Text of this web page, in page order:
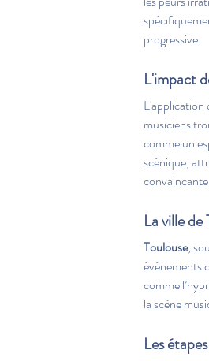
progressive.
L'impact
L'application
musiciens
comme un
scénique,
La ville
Toulouse,
événements
comme
la scène
Les